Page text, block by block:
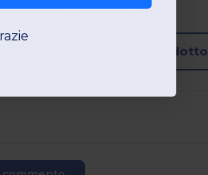
W22Poland
Vedi Prodotto